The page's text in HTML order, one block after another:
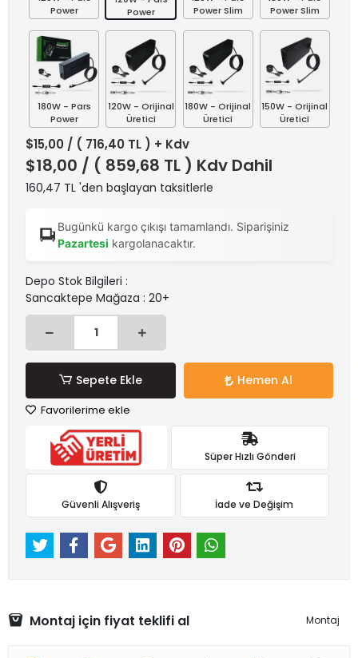
Power
Power
Power Slim
Power Slim
180W - Pars
Power
120W - Orijinal
Üretici
180W - Orijinal
Üretici
150W - Orijinal
Üretici
$15,00 / ( 716,40 TL ) + Kdv
$18,00 / ( 859,68 TL ) Kdv Dahil
160,47 TL 'den başlayan taksitlerle
Bugünkü kargo çıkışı tamamlandı. Siparişiniz
Pazartesi kargolanacaktır.
Depo Stok Bilgileri :
Sancaktepe Mağaza : 20+
Sepete Ekle Hemen Al
Favorilerime ekle
Süper Hızlı Gönderi
Güvenli Alışveriş İade ve Değişim
Montaj için fiyat teklifi al Montaj